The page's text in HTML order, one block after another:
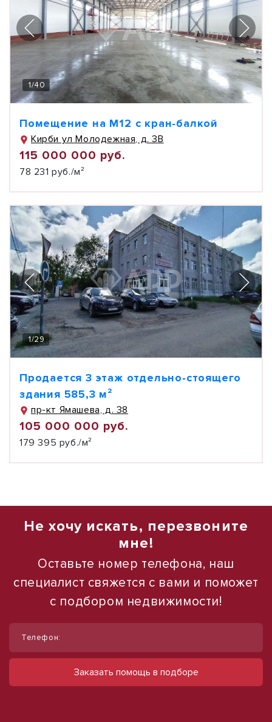
1/40
Помещение на М12 с кран-балкой
Кирби ул Молодежная, д. 3В
115 000 000 руб.
78 231 руб./м²
1/29
Продается 3 этаж отдельно-стоящего
здания 585,3 м²
пр-кт Ямашева, д. 38
105 000 000 руб.
179 395 руб./м²
Не хочу искать, перезвоните
мне!
Оставьте номер телефона, наш
специалист свяжется с вами и поможет
с подбором недвижимости!
Телефон:
Заказать помощь в подборе